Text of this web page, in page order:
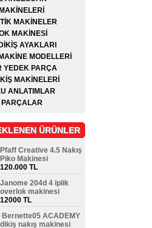
MAKİNELER
MAKİNESİ
AYAKLARI
MODELLERİ
YEDEK PARÇA
MAKİNELERİ
ANLATIMLAR
ÜRÜNLER
Pfaff Creative 4.5 Nakış
Piko Makinesi
120.000 TL
Janome 204d 4 iplik
overlok makinesi
12000 TL
Bernette05 ACADEMY
dikiş nakış makinesi